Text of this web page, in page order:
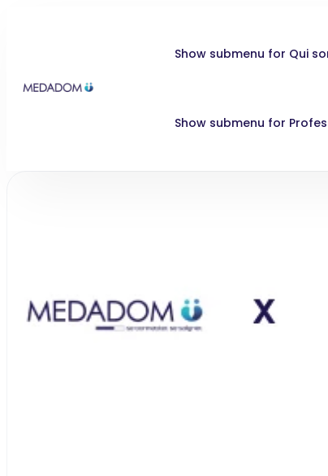
Show submenu for Qui
Show submenu for